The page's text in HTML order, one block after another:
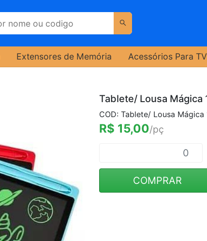
Extensores de Memória Acessórios Para TV
Tablete/ Lousa Mágica
COD: Tablete/ Lousa Mágica
R$ 15,00/pç
COMPRAR